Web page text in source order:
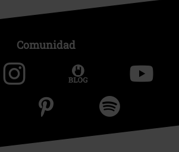
Comunidad